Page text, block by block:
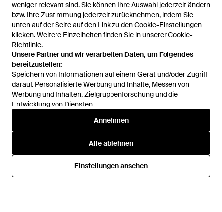
weniger relevant sind. Sie können Ihre Auswahl jederzeit ändern
bzw. Ihre Zustimmung jederzeit zurücknehmen, indem Sie
unten auf der Seite auf den Link zu den Cookie-Einstellungen
klicken. Weitere Einzelheiten finden Sie in unsererCookie-
Richtlinie.
Unsere Partner und wir verarbeiten Daten, um Folgendes
bereitzustellen:
Speichern von Informationen auf einem Gerät und/oder Zugriff
darauf. Personalisierte Werbung und Inhalte, Messen von
Werbung und Inhalten, Zielgruppenforschung und die
Entwicklung von Diensten.
Annehmen
Alle ablehnen
Einstellungen ansehen
weniger relevant sind. Sie können Ihre Auswahl jederzeit ändern
bzw. Ihre Zustimmung jederzeit zurücknehmen, indem Sie
unten auf der Seite auf den Link zu den Cookie-Einstellungen
klicken. Weitere Einzelheiten finden Sie in unsererCookie-
Richtlinie.
Unsere Partner und wir verarbeiten Daten, um Folgendes
bereitzustellen:
Speichern von Informationen auf einem Gerät und/oder Zugriff
darauf. Personalisierte Werbung und Inhalte, Messen von
Werbung und Inhalten, Zielgruppenforschung und die
Entwicklung von Diensten.
Annehmen
Alle ablehnen
Einstellungen ansehen
Peter Hahn
129,95 €
Kleid Mit Kleinem
SALE